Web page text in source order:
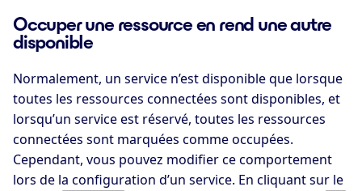
Occuper une ressource en rend une autre
disponible
Normalement, un service n’est disponible que lorsque
toutes les ressources connectées sont disponibles, et
lorsqu’un service est réservé, toutes les ressources
connectées sont marquées comme occupées.
Cependant, vous pouvez modifier ce comportement
lors de la configuration d’un service. En cliquant sur le